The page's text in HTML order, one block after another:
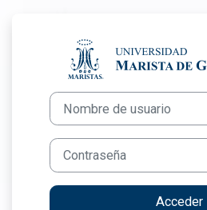
Nombre de usuario
Contraseña
Acceder